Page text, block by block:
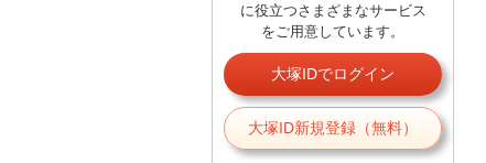
に役立つさまざまなサービス
をご用意しています。
大塚IDでログイン
大塚ID新規登録（無料）